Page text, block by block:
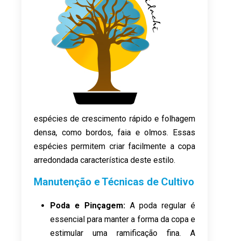
espécies de crescimento rápido e folhagem
densa, como bordos, faia e olmos. Essas
espécies permitem criar facilmente a copa
arredondada característica deste estilo.
Manutenção e Técnicas de Cultivo
Poda e Pinçagem:A poda regular é
essencial para manter a forma da copa e
estimular uma ramificação fina. A